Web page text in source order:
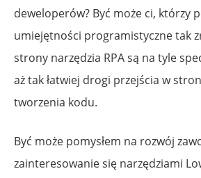
deweloperów? Być może ci, którzy
umiejętności programistyczne tak
strony narzędzia RPA są na tyle
aż tak łatwiej drogi przejścia w
tworzenia kodu.
Być może pomysłem na rozwój
zainteresowanie się narzędziami